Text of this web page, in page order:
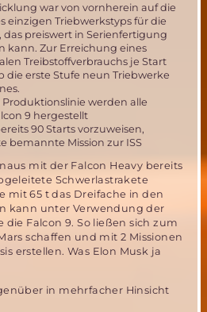
war von vornherein auf die
einzigen Triebwerkstyps für die
das preiswert in Serienfertigung
kann. Zur Erreichung eines
Treibstoffverbrauchs je Start
die erste Stufe neun Triebwerke
werden alle
9 hergestellt
90 Starts vorzuweisen,
bemannte Mission zur ISS
mit der Falcon Heavy bereits
Schwerlastrakete
mit 65 t das Dreifache in den
kann unter Verwendung der
Falcon 9. So ließen sich zum
schaffen und mit 2 Missionen
erstellen. Was Elon Musk ja
in mehrfacher Hinsicht